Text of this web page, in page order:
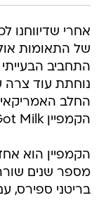
אחרי שדיווחנו
של התאומות
התחביב
נוחתת עוד צרה
החלב
הקמפיין Got Milk בכיכובן של הבנות.
הקמפיין הוא
מספר שנים
בריטני